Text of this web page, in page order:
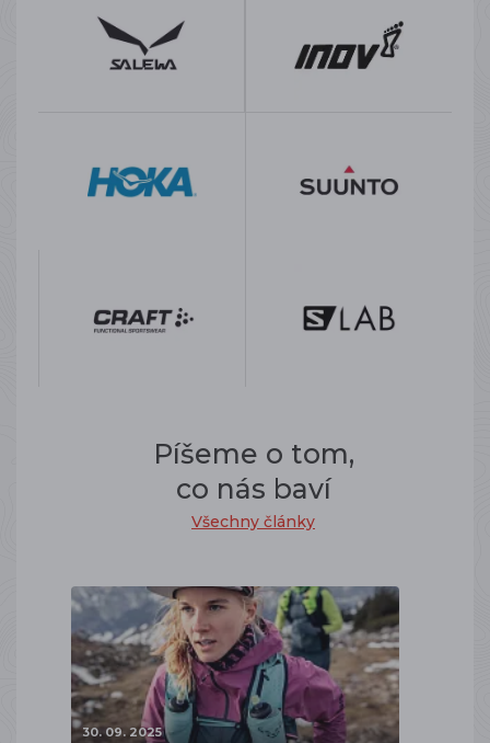
Píšeme o tom,
co nás baví
Všechny články
30. 09. 2025